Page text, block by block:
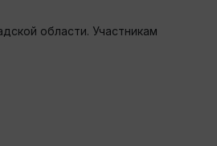
области. Участникам